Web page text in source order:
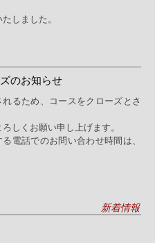
しました。
のお知らせ
るため、コースをクローズとさ
しくお願い申し上げます。
電話でのお問い合わせ時間は、
新着情報